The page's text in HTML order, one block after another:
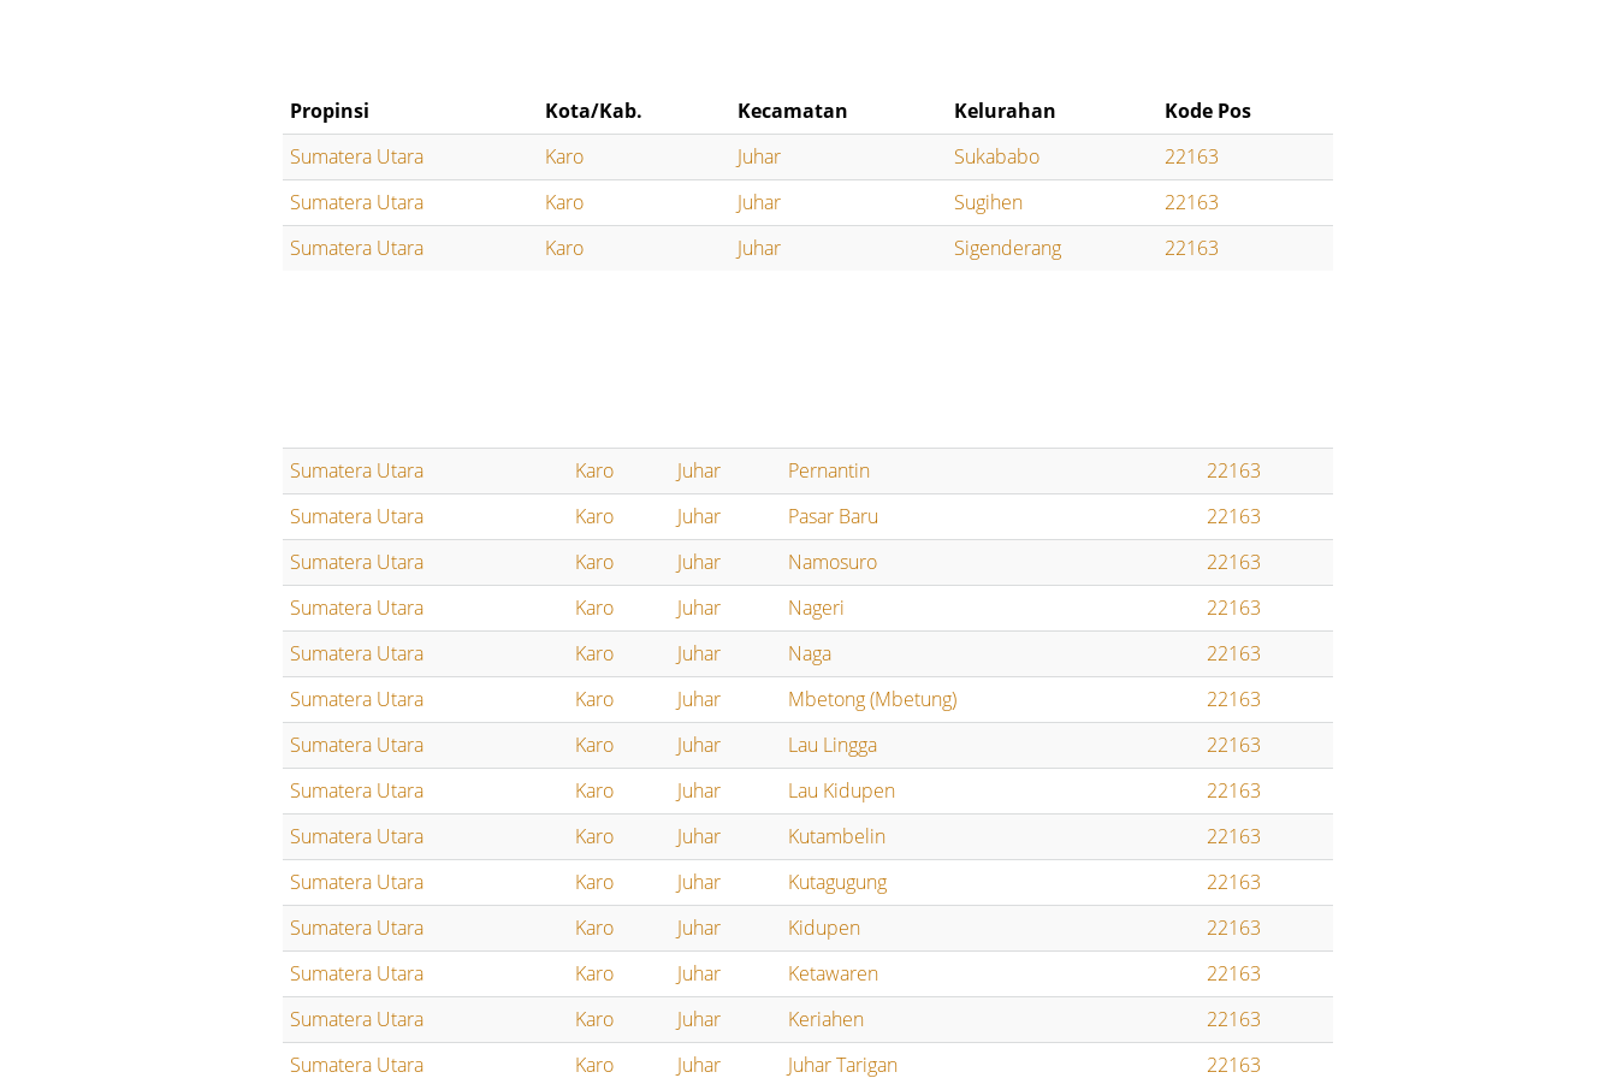
Propinsi Kota/Kab. Kecamatan Kelurahan
Kode Pos
Sumatera Utara
Karo Juhar Sukababo
22163
Sumatera Utara
Karo Juhar Sugihen
22163
Sumatera Utara
Karo Juhar Sigenderang 22163
Sumatera Utara Karo Juhar Pernantin
22163
Sumatera Utara
Karo Juhar Pasar Baru
22163
Sumatera Utara
Karo Juhar Namosuro
22163
Sumatera Utara
Karo Juhar Nageri
22163
Sumatera Utara
Karo Juhar Naga
22163
Sumatera Utara
Karo Juhar Mbetong (Mbetung)
22163
Sumatera Utara
Karo Juhar Lau Lingga
22163
Sumatera Utara
Karo Juhar Lau Kidupen
22163
Sumatera Utara
Karo Juhar Kutambelin
22163
Sumatera Utara
Karo Juhar Kutagugung
22163
Sumatera Utara
Karo Juhar Kidupen
22163
Sumatera Utara
Karo Juhar Ketawaren
22163
Sumatera Utara
Karo Juhar Keriahen
22163
Sumatera Utara
Karo Juhar Juhar Tarigan 22163